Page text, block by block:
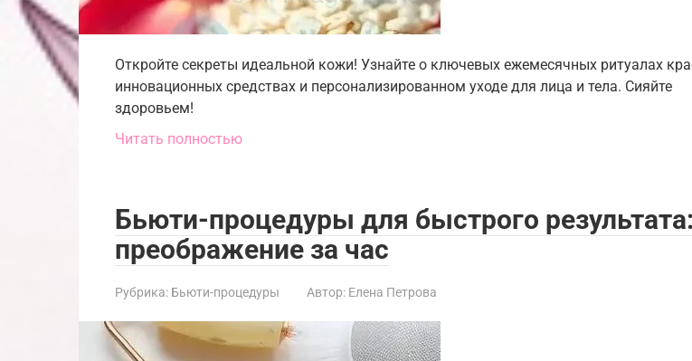
Откройте секреты идеальной кожи! Узнайте о ключевых ежемесячных ритуалах
инновационных средствах и персонализированном уходе для лица и тела. Сияйте
здоровьем!
Читать полностью
Бьюти-процедуры для быстрого результата:
преображение за час
Рубрика: Бьюти-процедуры Автор: Елена Петрова